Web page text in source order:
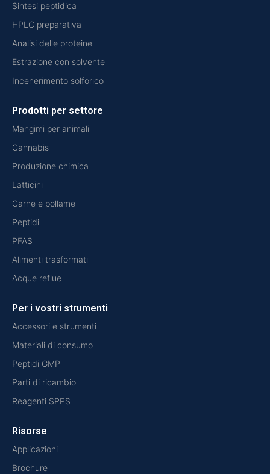
Sintesi peptidica
HPLC preparativa
Analisi delle proteine
Estrazione con solvente
Incenerimento solforico
Prodotti per settore
Mangimi per animali
Cannabis
Produzione chimica
Latticini
Carne e pollame
Peptidi
PFAS
Alimenti trasformati
Acque reflue
Per i vostri strumenti
Accessori e strumenti
Materiali di consumo
Peptidi GMP
Parti di ricambio
Reagenti SPPS
Risorse
Applicazioni
Brochure